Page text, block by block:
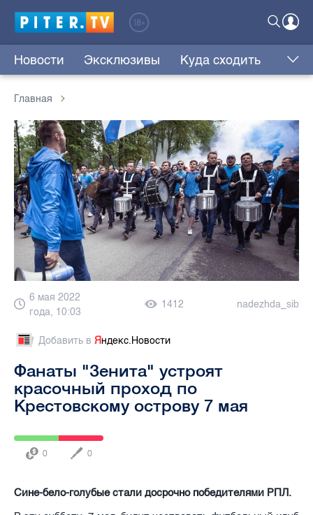
Новости Эксклюзивы Куда сходить
Главная
6 мая 2022
года, 10:03
1412 nadezhda_sib
Добавить в Яндекс.Новости
Фанаты "Зенита" устроят
красочный проход по
Крестовскому острову 7 мая
0 0
Сине-бело-голубые стали досрочно победителями РПЛ.